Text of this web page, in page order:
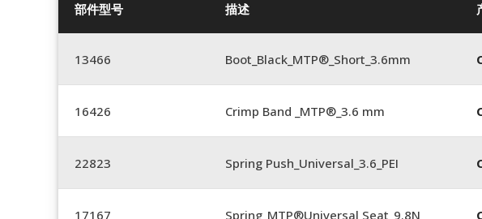
部件型号 描述
13466 Boot_Black_MTP®_Short_3.6mm
16426 Crimp Band _MTP®_3.6 mm
22823 Spring Push_Universal_3.6_PEI
17167 Spring_MTP®Universal Seat_9.8N